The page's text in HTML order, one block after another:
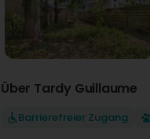
Über Tardy Guillaume
Barrierefreier Zugang